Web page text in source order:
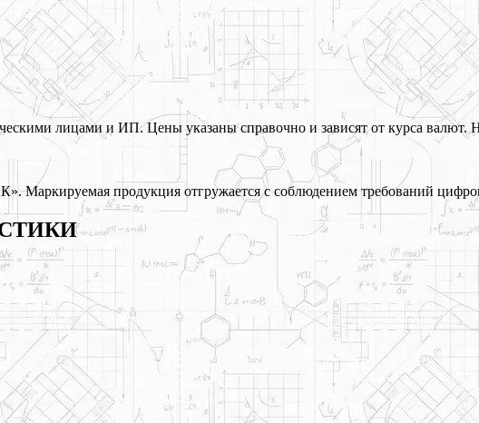
лицами и ИП. Цены указаны справочно и зависят от курса валют.
Маркируемая продукция отгружается с соблюдением требований